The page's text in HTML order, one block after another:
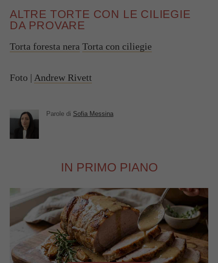
ALTRE TORTE CON LE CILIEGIE
DA PROVARE
Torta foresta nera Torta con ciliegie
Foto | Andrew Rivett
Parole di Sofia Messina
IN PRIMO PIANO